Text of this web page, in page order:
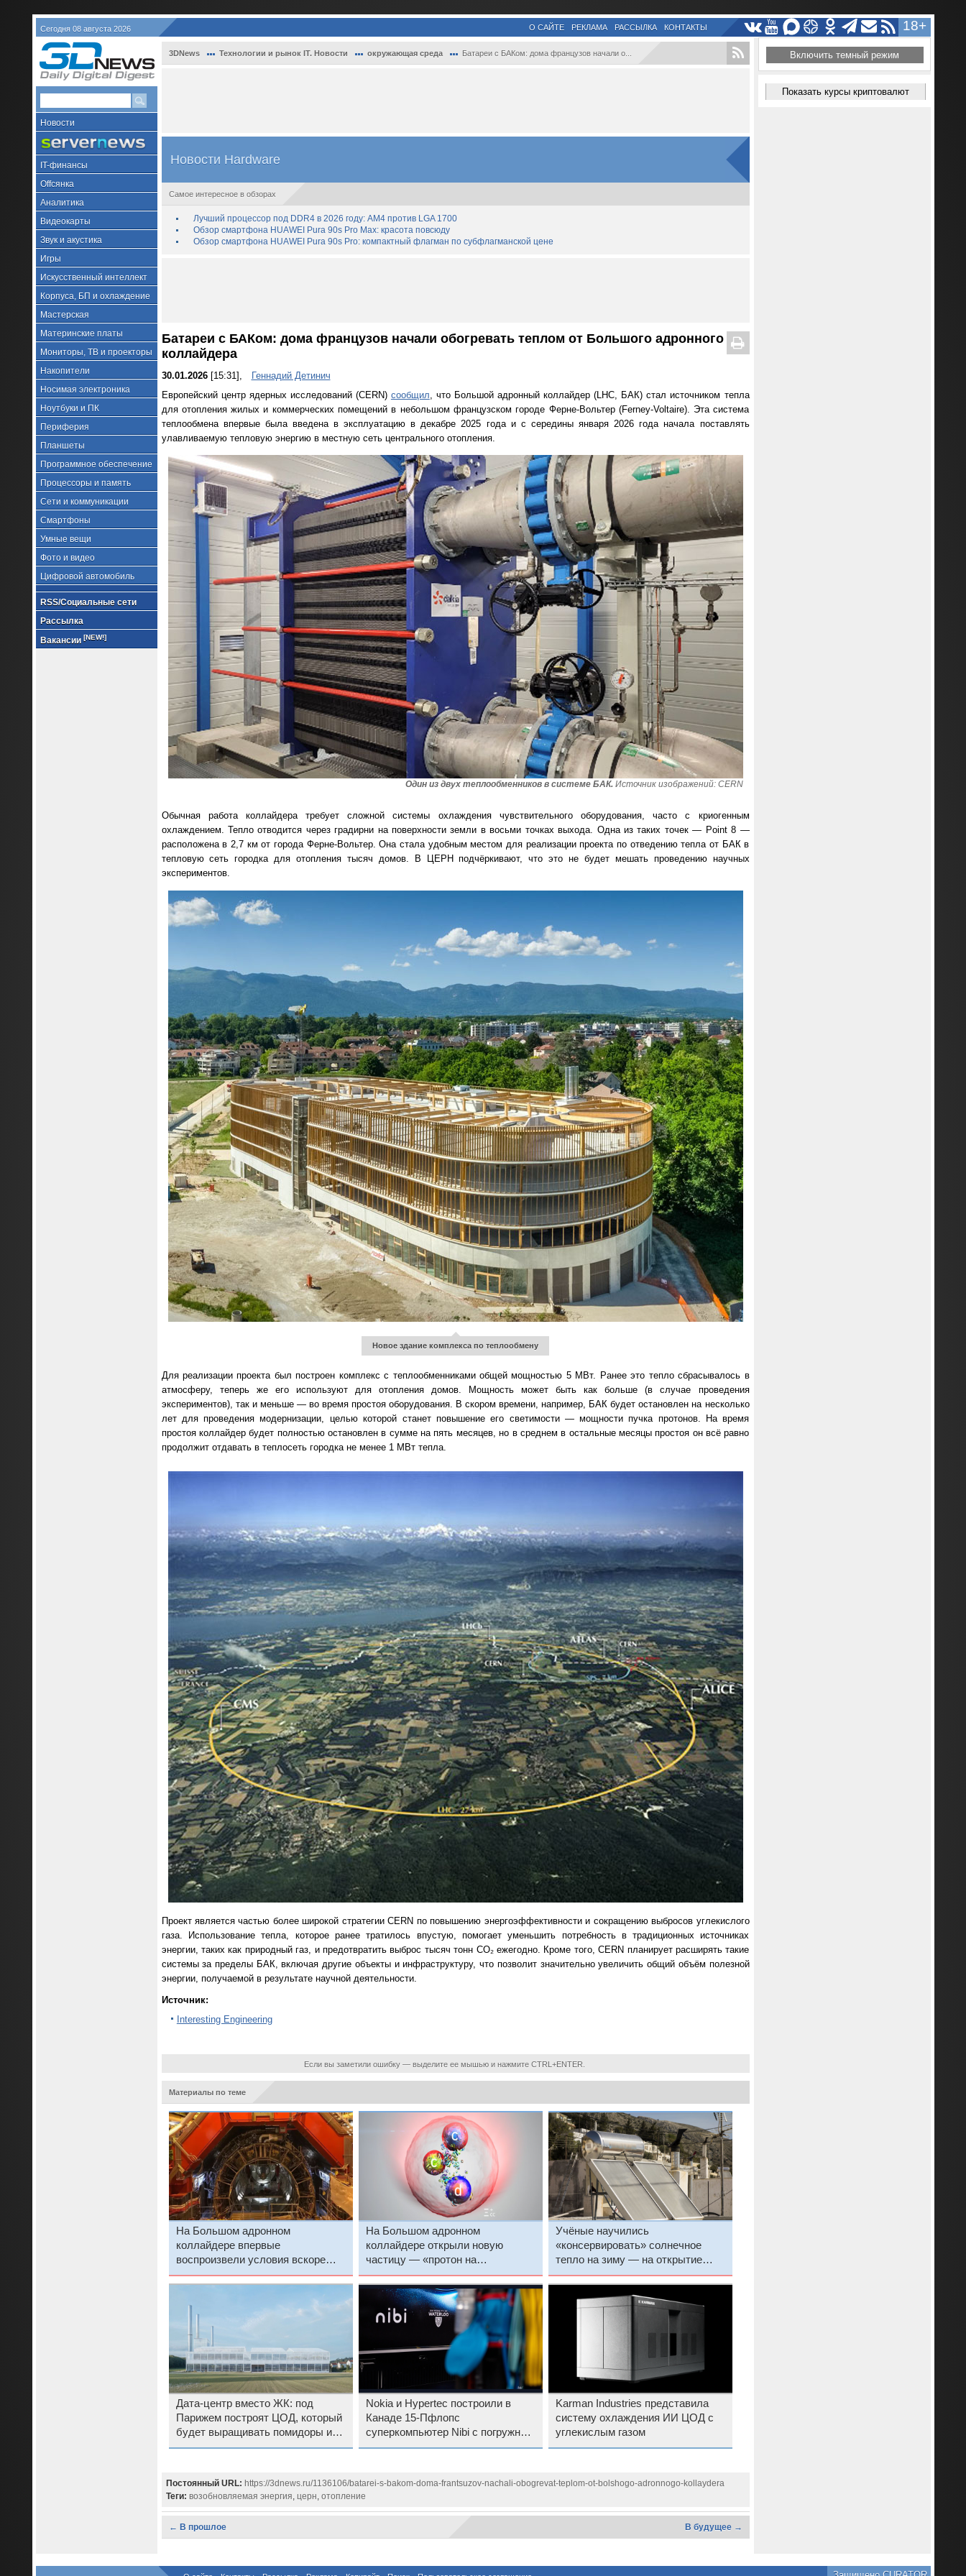
Сегодня 08 августа 2026 18+
О САЙТЕ РЕКЛАМА РАССЫЛКА КОНТАКТЫ
Новости
IT-финансы
Offсянка
Аналитика
Видеокарты
Звук и акустика
Игры
Искусственный интеллект
Корпуса, БП и охлаждение
Мастерская
Материнские платы
Мониторы, ТВ и проекторы
Накопители
Носимая электроника
Ноутбуки и ПК
Периферия
Планшеты
Программное обеспечение
Процессоры и память
Сети и коммуникации
Смартфоны
Умные вещи
Фото и видео
Цифровой автомобиль
RSS/Социальные сети
Рассылка
Вакансии [NEW!]
3DNews Технологии и рынок IT. Новости окружающая среда Батареи с БАКом: дома французов начали о...
Новости Hardware
Самое интересное в обзорах
Лучший процессор под DDR4 в 2026 году: AM4 против LGA 1700
Обзор смартфона HUAWEI Pura 90s Pro Max: красота повсюду
Обзор смартфона HUAWEI Pura 90s Pro: компактный флагман по субфлагманской цене
Батареи с БАКом: дома французов начали обогревать теплом от Большого адронного
коллайдера
30.01.2026[15:31],
Геннадий Детинич
Европейский центр ядерных исследований (CERN) сообщил, что Большой адронный коллайдер (LHC, БАК) стал источником тепла
для отопления жилых и коммерческих помещений в небольшом французском городе Ферне-Вольтер (Ferney-Voltaire). Эта система
теплообмена впервые была введена в эксплуатацию в декабре 2025 года и с середины января 2026 года начала поставлять
улавливаемую тепловую энергию в местную сеть центрального отопления.
Один из двух теплообменников в системе БАК.Источник изображений: CERN
Обычная работа коллайдера требует сложной системы охлаждения чувствительного оборудования, часто с криогенным
охлаждением. Тепло отводится через градирни на поверхности земли в восьми точках выхода. Одна из таких точек — Point 8 —
расположена в 2,7 км от города Ферне-Вольтер. Она стала удобным местом для реализации проекта по отведению тепла от БАК в
тепловую сеть городка для отопления тысяч домов. В ЦЕРН подчёркивают, что это не будет мешать проведению научных
экспериментов.
Новое здание комплекса по теплообмену
Для реализации проекта был построен комплекс с теплообменниками общей мощностью 5 МВт. Ранее это тепло сбрасывалось в
атмосферу, теперь же его используют для отопления домов. Мощность может быть как больше (в случае проведения
экспериментов), так и меньше — во время простоя оборудования. В скором времени, например, БАК будет остановлен на несколько
лет для проведения модернизации, целью которой станет повышение его светимости — мощности пучка протонов. На время
простоя коллайдер будет полностью остановлен в сумме на пять месяцев, но в среднем в остальные месяцы простоя он всё равно
продолжит отдавать в теплосеть городка не менее 1 МВт тепла.
Проект является частью более широкой стратегии CERN по повышению энергоэффективности и сокращению выбросов углекислого
газа. Использование тепла, которое ранее тратилось впустую, помогает уменьшить потребность в традиционных источниках
энергии, таких как природный газ, и предотвратить выброс тысяч тонн CO₂ ежегодно. Кроме того, CERN планирует расширять такие
системы за пределы БАК, включая другие объекты и инфраструктуру, что позволит значительно увеличить общий объём полезной
энергии, получаемой в результате научной деятельности.
Источник:
Interesting Engineering
Если вы заметили ошибку — выделите ее мышью и нажмите CTRL+ENTER.
Материалы по теме
На Большом адронном
коллайдере впервые
воспроизвели условия вскоре
после Большого взрыва
На Большом адронном
коллайдере открыли новую
частицу — «протон на
стероидах»
Учёные научились
«консервировать» солнечное
тепло на зиму — на открытие
навела химия ДНК
Дата-центр вместо ЖК: под
Парижем построят ЦОД, который
будет выращивать помидоры и
разводить рыбу
Nokia и Hypertec построили в
Канаде 15-Пфлопс
суперкомпьютер Nibi с погружным
охлаждением
Karman Industries представила
систему охлаждения ИИ ЦОД с
углекислым газом
Постоянный URL: https://3dnews.ru/1136106/batarei-s-bakom-doma-frantsuzov-nachali-obogrevat-teplom-ot-bolshogo-adronnogo-kollaydera
Теги: возобновляемая энергия, церн, отопление
← В прошлое В будущее →
Включить темный режим
Показать курсы криптовалют